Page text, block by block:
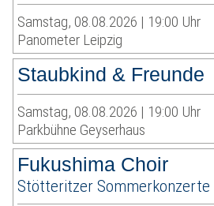
Samstag, 08.08.2026 | 19:00 Uhr
Panometer Leipzig
Staubkind & Freunde
Samstag, 08.08.2026 | 19:00 Uhr
Parkbühne Geyserhaus
Fukushima Choir
Stötteritzer Sommerkonzerte